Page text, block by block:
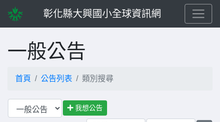
彰化縣大興國小全球資訊網
一般公告
首頁 公告列表 類別搜尋
我想公告